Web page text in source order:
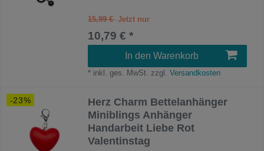
15,99 €
10,79 € *
In den Warenkorb
* inkl. ges. MwSt. zzgl. Versandkosten
-23%
Herz Charm Bettelanhänger
Miniblings Anhänger
Handarbeit Liebe Rot
Valentinstag